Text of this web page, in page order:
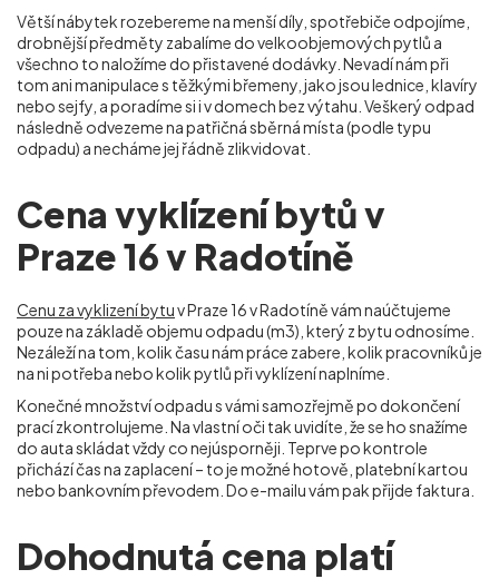
Větší nábytek rozebereme na menší díly, spotřebiče odpojíme,
drobnější předměty zabalíme do velkoobjemových pytlů a
všechno to naložíme do přistavené dodávky. Nevadí nám při
tom ani manipulace s těžkými břemeny, jako jsou lednice, klavíry
nebo sejfy, a poradíme si i v domech bez výtahu. Veškerý odpad
následně odvezeme na patřičná sběrná místa (podle typu
odpadu) a necháme jej řádně zlikvidovat.
Cena vyklízení bytů v
Praze 16 v Radotíně
Cenu za vyklizení bytuv Praze 16 v Radotíně vám naúčtujeme
pouze na základě objemu odpadu (m3), který z bytu odnosíme.
Nezáleží na tom, kolik času nám práce zabere, kolik pracovníků je
na ni potřeba nebo kolik pytlů při vyklízení naplníme.
Konečné množství odpadu s vámi samozřejmě po dokončení
prací zkontrolujeme. Na vlastní oči tak uvidíte, že se ho snažíme
do auta skládat vždy co nejúsporněji. Teprve po kontrole
přichází čas na zaplacení – to je možné hotově, platební kartou
nebo bankovním převodem. Do e-mailu vám pak přijde faktura.
Dohodnutá cena platí